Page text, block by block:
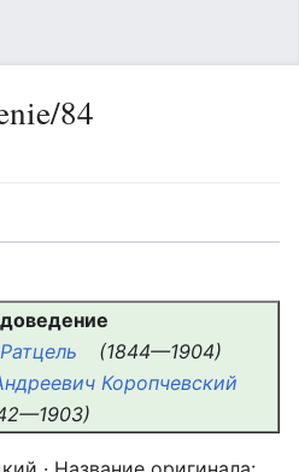
84
(1844—1904)
Коропчевский